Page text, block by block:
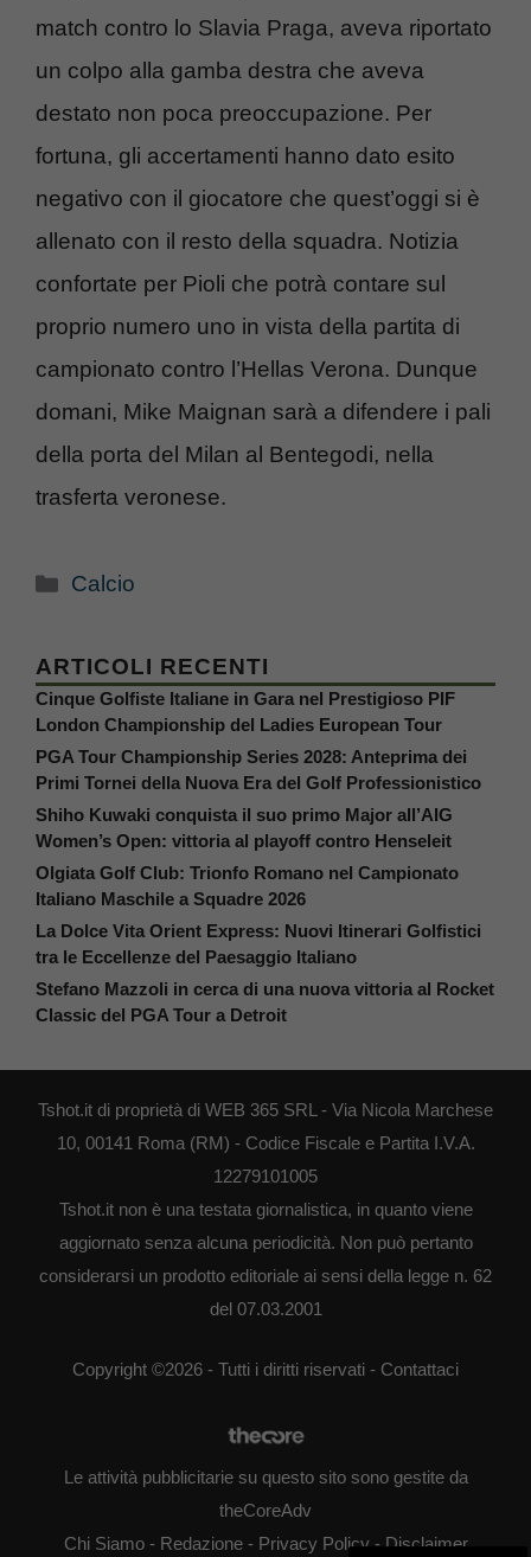
match contro lo Slavia Praga, aveva riportato
un colpo alla gamba destra che aveva
destato non poca preoccupazione. Per
fortuna, gli accertamenti hanno dato esito
negativo con il giocatore che quest’oggi si è
allenato con il resto della squadra. Notizia
confortate per Pioli che potrà contare sul
proprio numero uno in vista della partita di
campionato contro l’Hellas Verona. Dunque
domani, Mike Maignan sarà a difendere i pali
della porta del Milan al Bentegodi, nella
trasferta veronese.
Categorie
Calcio
ARTICOLI RECENTI
Cinque Golfiste Italiane in Gara nel Prestigioso PIF
London Championship del Ladies European Tour
PGA Tour Championship Series 2028: Anteprima dei
Primi Tornei della Nuova Era del Golf Professionistico
Shiho Kuwaki conquista il suo primo Major all’AIG
Women’s Open: vittoria al playoff contro Henseleit
Olgiata Golf Club: Trionfo Romano nel Campionato
Italiano Maschile a Squadre 2026
La Dolce Vita Orient Express: Nuovi Itinerari Golfistici
tra le Eccellenze del Paesaggio Italiano
Stefano Mazzoli in cerca di una nuova vittoria al Rocket
Classic del PGA Tour a Detroit
Tshot.it di proprietà di WEB 365 SRL - Via Nicola Marchese
10, 00141 Roma (RM) - Codice Fiscale e Partita I.V.A.
12279101005
Tshot.it non è una testata giornalistica, in quanto viene
aggiornato senza alcuna periodicità. Non può pertanto
considerarsi un prodotto editoriale ai sensi della legge n. 62
del 07.03.2001
Copyright ©2026 - Tutti i diritti riservati - Contattaci
Le attività pubblicitarie su questo sito sono gestite da
theCoreAdv
Chi Siamo- Redazione- Privacy Policy- Disclaimer